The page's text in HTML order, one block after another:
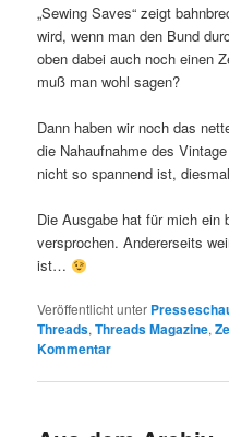
„Sewing Saves“ zeigt
wird, wenn man den Bund
oben dabei auch noch einen
muß man wohl sagen?
Dann haben wir noch das
die Nahaufnahme des
nicht so spannend ist,
Die Ausgabe hat für mich ein
versprochen. Andererseits
ist…
Veröffentlicht unter
Threads,Threads Magazine,
Kommentar